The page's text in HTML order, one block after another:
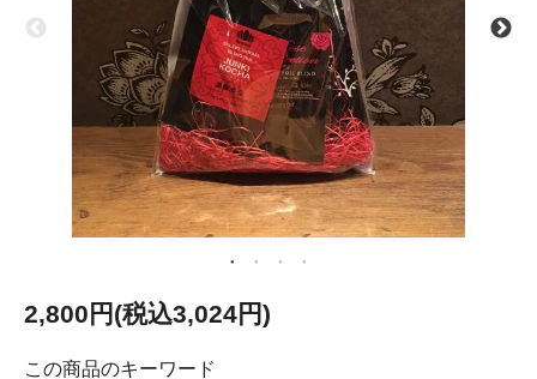
2,800円(税込3,024円)
この商品のキーワード